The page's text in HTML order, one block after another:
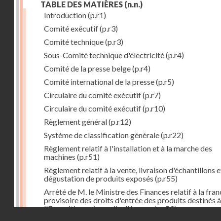
TABLE DES MATIÈRES (n.n.)
Introduction(p.r1)
Comité exécutif(p.r3)
Comité technique(p.r3)
Sous-Comité technique d'électricité(p.r4)
Comité de la presse belge(p.r4)
Comité international de la presse(p.r5)
Circulaire du comité exécutif(p.r7)
Circulaire du comité exécutif(p.r10)
Règlement général(p.r12)
Système de classification générale(p.r22)
Règlement relatif à l'installation et à la marche des
machines (p.r51)
Règlement relatif à la vente, livraison d'échantillons
dégustation de produits exposés (p.r55)
Arrêté de M. le Ministre des Finances relatif à la
provisoire des droits d'entrée des produits destinés à
l'Exposition universelle d'Anvers(p.r59)